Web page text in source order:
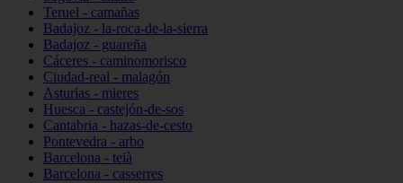
Teruel - camañas
Badajoz - la-roca-de-la-sierra
Badajoz - guareña
Cáceres - caminomorisco
Ciudad-real - malagón
Asturias - mieres
Huesca - castejón-de-sos
Cantabria - hazas-de-cesto
Pontevedra - arbo
Barcelona - teià
Barcelona - casserres